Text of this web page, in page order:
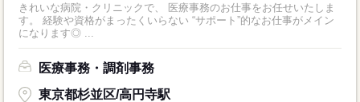
きれいな病院・クリニックで、 医療事務のお仕事をお任せいたしま
す。 経験や資格がまったくいらない “サポート”的なお仕事がメイン
医療事務・調剤事務
東京都杉並区/高円寺駅